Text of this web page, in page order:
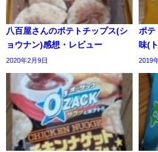
八百屋さんのポテトチップス(シ
ョウナン)感想・レビュー
2020年2月9日
ポテ
味(
2019